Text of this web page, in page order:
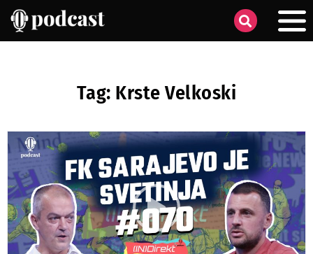
Tag: Krste Velkoski